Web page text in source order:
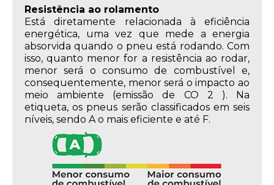
Resistência ao rolamento
Está diretamente relacionada à eficiência
energética, uma vez que mede a energia
absorvida quando o pneu está rodando. Com
isso, quanto menor for a resistência ao rodar,
menor será o consumo de combustível e,
consequentemente, menor será o impacto ao
meio ambiente (emissão de CO 2 ). Na
etiqueta, os pneus serão classificados em seis
níveis, sendo A o mais eficiente e até F.